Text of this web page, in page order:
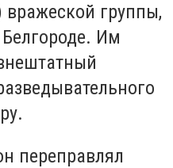
вражеской группы,
Им
переправлял